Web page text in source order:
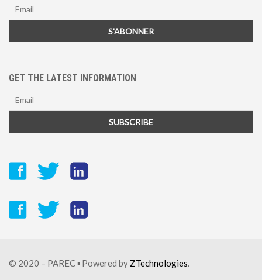
GET THE LATEST INFORMATION
© 2020 – PAREC ▪ Powered by ZTechnologies.